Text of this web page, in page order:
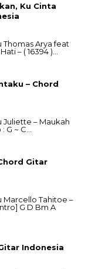
Ku Cinta
Arya feat
– ( 16394 )…
– Chord
– Maukah
G ~ C…
Gitar
Marcello Tahitoe –
G D Bm A
Indonesia